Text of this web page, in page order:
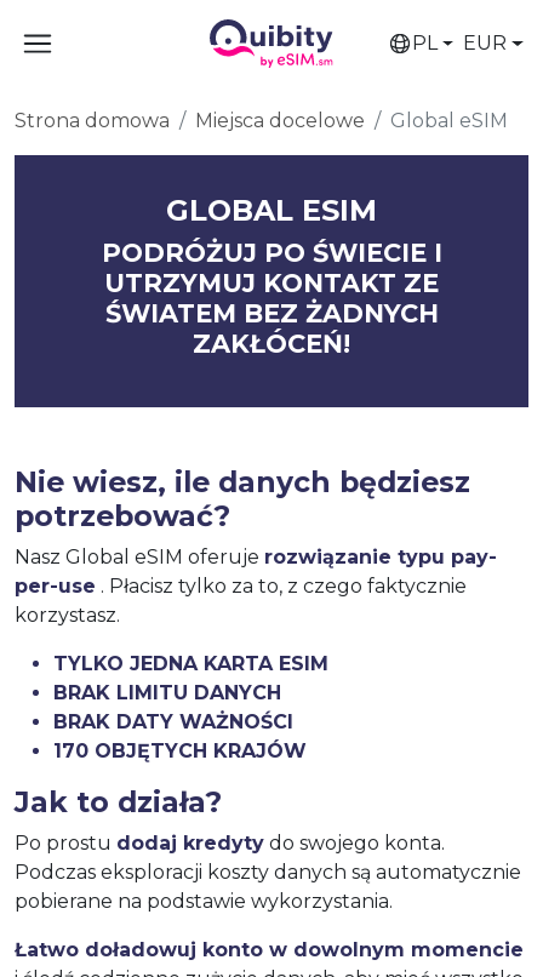
PL EUR
Strona domowa Miejsca docelowe Global eSIM
GLOBAL ESIM
PODRÓŻUJ PO ŚWIECIE I
UTRZYMUJ KONTAKT ZE
ŚWIATEM BEZ ŻADNYCH
ZAKŁÓCEŃ!
Nie wiesz, ile danych będziesz
potrzebować?
Nasz Global eSIM oferuje rozwiązanie typu pay-
per-use . Płacisz tylko za to, z czego faktycznie
korzystasz.
TYLKO JEDNA KARTA ESIM
BRAK LIMITU DANYCH
BRAK DATY WAŻNOŚCI
170 OBJĘTYCH KRAJÓW
Jak to działa?
Po prostu dodaj kredyty do swojego konta.
Podczas eksploracji koszty danych są automatycznie
pobierane na podstawie wykorzystania.
Łatwo doładowuj konto w dowolnym momencie